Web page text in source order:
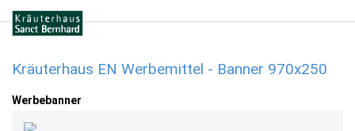
Kräuterhaus EN Werbemittel - Banner 970x250
Werbebanner